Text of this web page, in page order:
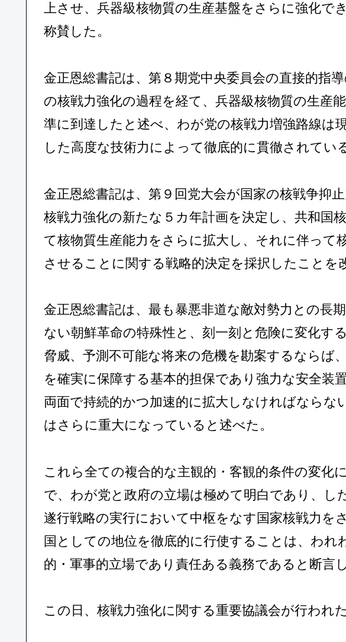
上させ、兵器級核物質の生産基盤をさらに強化で
称賛した。
金正恩総書記は、第８期党中央委員会の直接的指
の核戦力強化の過程を経て、兵器級核物質の生産
準に到達したと述べ、わが党の核戦力増強路線は
した高度な技術力によって徹底的に貫徹されてい
金正恩総書記は、第９回党大会が国家の核戦争抑
核戦力強化の新たな５カ年計画を決定し、共和国
て核物質生産能力をさらに拡大し、それに伴って
させることに関する戦略的決定を採択したことを
金正恩総書記は、最も暴悪非道な敵対勢力との長
ない朝鮮革命の特殊性と、刻一刻と危険に変化す
脅威、予測不可能な将来の危機を勘案するならば
を確実に保障する基本的担保であり強力な安全装
両面で持続的かつ加速的に拡大しなければならな
はさらに重大になっていると述べた。
これら全ての複合的な主観的・客観的条件の変化
で、わが党と政府の立場は極めて明白であり、し
遂行戦略の実行において中枢をなす国家核戦力を
国としての地位を徹底的に行使することは、われ
的・軍事的立場であり責任ある義務であると断言し
この日、核戦力強化に関する重要協議会が行われた